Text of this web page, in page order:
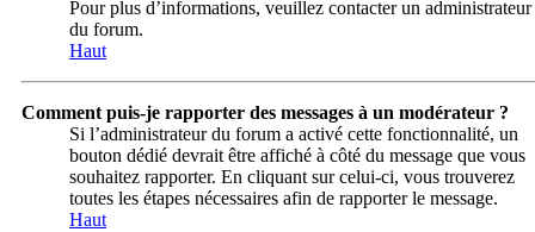
Pour plus d’informations, veuillez contacter un administrateur
du forum.
Haut
Comment puis-je rapporter des messages à un modérateur ?
Si l’administrateur du forum a activé cette fonctionnalité, un
bouton dédié devrait être affiché à côté du message que vous
souhaitez rapporter. En cliquant sur celui-ci, vous trouverez
toutes les étapes nécessaires afin de rapporter le message.
Haut